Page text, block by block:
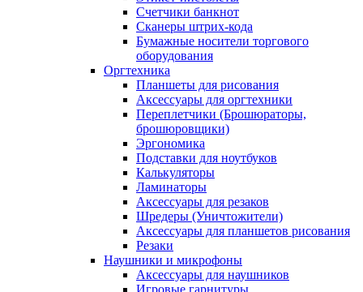
Счетчики банкнот
Сканеры штрих-кода
Бумажные носители торгового
оборудования
Оргтехника
Планшеты для рисования
Аксессуары для оргтехники
Переплетчики (Брошюраторы,
брошюровщики)
Эргономика
Подставки для ноутбуков
Калькуляторы
Ламинаторы
Аксессуары для резаков
Шредеры (Уничтожители)
Аксессуары для планшетов рисования
Резаки
Наушники и микрофоны
Аксессуары для наушников
Игровые гарнитуры